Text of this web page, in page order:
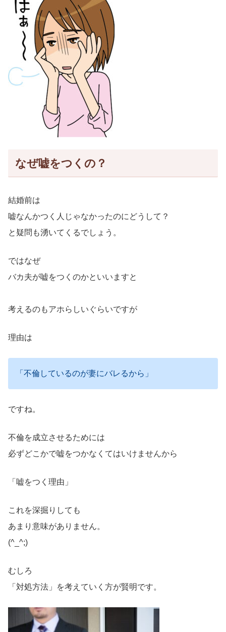
なぜ嘘をつくの？
結婚前は
嘘なんかつく人じゃなかったのにどうして？
と疑問も湧いてくるでしょう。
ではなぜ
バカ夫が嘘をつくのかといいますと
考えるのもアホらしいぐらいですが
理由は
「不倫しているのが妻にバレるから」
ですね。
不倫を成立させるためには
必ずどこかで嘘をつかなくてはいけませんから
「嘘をつく理由」
これを深掘りしても
あまり意味がありません。
(^_^;)
むしろ
「対処方法」を考えていく方が賢明です。